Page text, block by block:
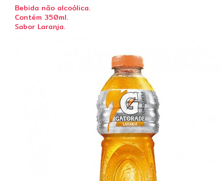
Bebida não alcoólica.
Contém 350ml.
Sabor Laranja.